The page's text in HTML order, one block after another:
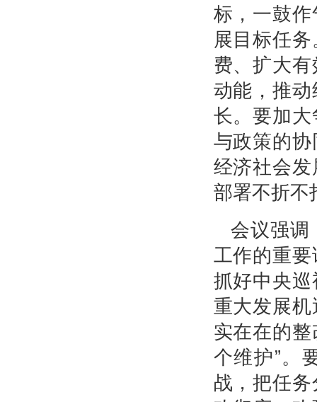
标，一鼓
展目标任
费、扩大
动能，推
长。要加
与政策的
经济社会
部署不折不
会议强调
工作的重
抓好中央
重大发展
实在在的整
个维护”。
战，把任